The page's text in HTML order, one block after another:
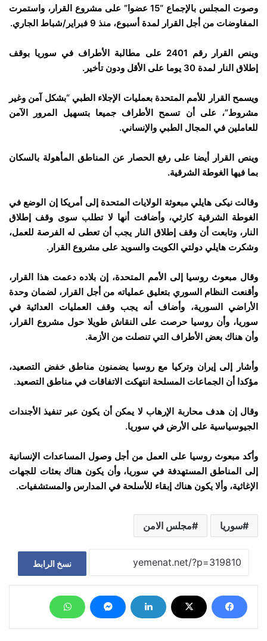
وصوت المجلس بالإجماع “15 عضوا” على مشروع القرار، واستمرت
المفاوضات من أجل القرار لمدة أسبوع، منذ 9 فبراير/شباط الجاري.
وينص القرار رقم 2401 على مطالبة الأطراف في سوريا بوقف
إطلاق النار لمدة 30 يوما على الأقل ودون تأخير.
ويسمح القرار للأمم المتحدة بعمليات الإجلاء الطبي “بشكل آمن وغير
مشروط”، على أن تسمح الأطراف جميعا بتسهيل المرور الآمن
للعاملين في المجال الطبي والإنساني.
وينص القرار أيضا على رفع الحصار عن المناطق المأهولة بالسكان
بما فيها الغوطة الشرقية.
وقالت نيكى هايلي مبعوثة الولايات المتحدة إلى أمريكا إن الوضع في
الغوطة الشرقية كارثي، وأضافت أنها لا تطلب سوى وقف إطلاق
النار، وتابعت أن وقف إطلاق النار يجب أن تعطى له الفرصة للعمل،
وشكرت هايلي دولتي الكويت والسويد على مشروع القرار.
وقال مبعوث روسيا إلى الأمم المتحدة، إن بلاده دعمت هذا القرار،
وأقنعت النظام السوري بتعليق عملياته من أجل القرار، لضمان وحدة
الأراضي السورية، وأضاف أنه يجب وقف العمليات العدائية في
سوريا، وأن روسيا حرصت على النقاش طويلا حول مشروع القرار،
وأن هناك بعض الأطراف التي تنصلت من الأزمة.
وأشار إلى إيران وتركيا مع روسيا يضمنون مناطق خفض التصعيد،
مؤكدا أن الجماعات المسلحة انتهكت الاتفاقات في مناطق التصعيد.
وقال إن هدف محاربة الإرهاب لا يمكن أن يكون عبر تنفيذ الأجندات
الجيوسياسية على الأرض في سوريا.
وأكد مبعوث روسيا على العمل من أجل وصول المساعدات الإنسانية
إلى المناطق المستهدفة في سوريا، وأن يكون هناك بعثات للجهات
الإغاثية، وألا يكون هناك إبقاء للأسلحة في المدارس والمستشفيات.
سوريا مجلس الامن
نسخ الرابط